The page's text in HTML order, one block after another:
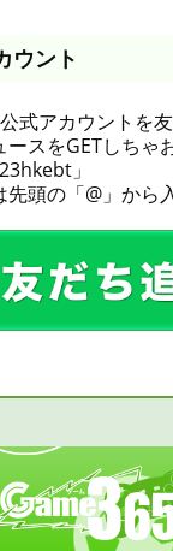
ウント
式アカウントを
スをGETしちゃ
」
頭の「@」から